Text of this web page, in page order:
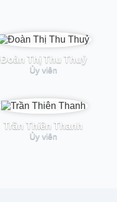
Đoàn Thị Thu Thuỷ
Ủy viên
Trần Thiên Thanh
Ủy viên